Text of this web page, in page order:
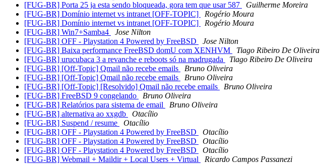
[FUG-BR] Porta 25 ja esta sendo bloqueada, gora tem que usar 587
Guilherme Moreira
[FUG-BR] Domínio internet vs intranet [OFF-TOPIC]
Rogério Moura
[FUG-BR] Domínio internet vs intranet [OFF-TOPIC]
Rogério Moura
[FUG-BR] Win7+Samba4
Jose Nilton
[FUG-BR] OFF - Playstation 4 Powered by FreeBSD
Jose Nilton
[FUG-BR] Baixa performance FreeBSD domU com XENHVM
Tiago Ribeiro De Oliveira
[FUG-BR] urucubaca 3 a revanche e reboots só na madrugada
Tiago Ribeiro De Oliveira
[FUG-BR] [Off-Topic] Qmail não recebe emails
Bruno Oliveira
[FUG-BR] [Off-Topic] Qmail não recebe emails
Bruno Oliveira
[FUG-BR] [Off-Topic] [Resolvido] Qmail não recebe emails
Bruno Oliveira
[FUG-BR] FreeBSD 9 congelando
Bruno Oliveira
[FUG-BR] Relatórios para sistema de email
Bruno Oliveira
[FUG-BR] alternativa ao xxgdb
Otacílio
[FUG-BR] Suspend / resume
Otacílio
[FUG-BR] OFF - Playstation 4 Powered by FreeBSD
Otacílio
[FUG-BR] OFF - Playstation 4 Powered by FreeBSD
Otacílio
[FUG-BR] OFF - Playstation 4 Powered by FreeBSD
Otacílio
[FUG-BR] Webmail + Maildir + Local Users + Virtual
Ricardo Campos Passanezi